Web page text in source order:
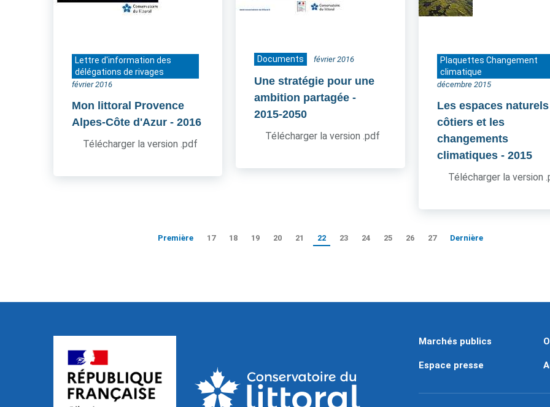
Lettre d'information des
délégations de rivages
février 2016
Mon littoral Provence
Alpes-Côte d'Azur - 2016
Télécharger la version .pdf
Documents février 2016
Une stratégie pour une
ambition partagée-
2015-2050
Télécharger la version .pdf
Plaquettes Changement
climatique
décembre 2015
Les espaces naturels
côtiers et les
changements
climatiques - 2015
Télécharger la version
Première 17 18 19 20 21 22 23 24 25 26 27 Dernière
Marchés publics
Espace presse